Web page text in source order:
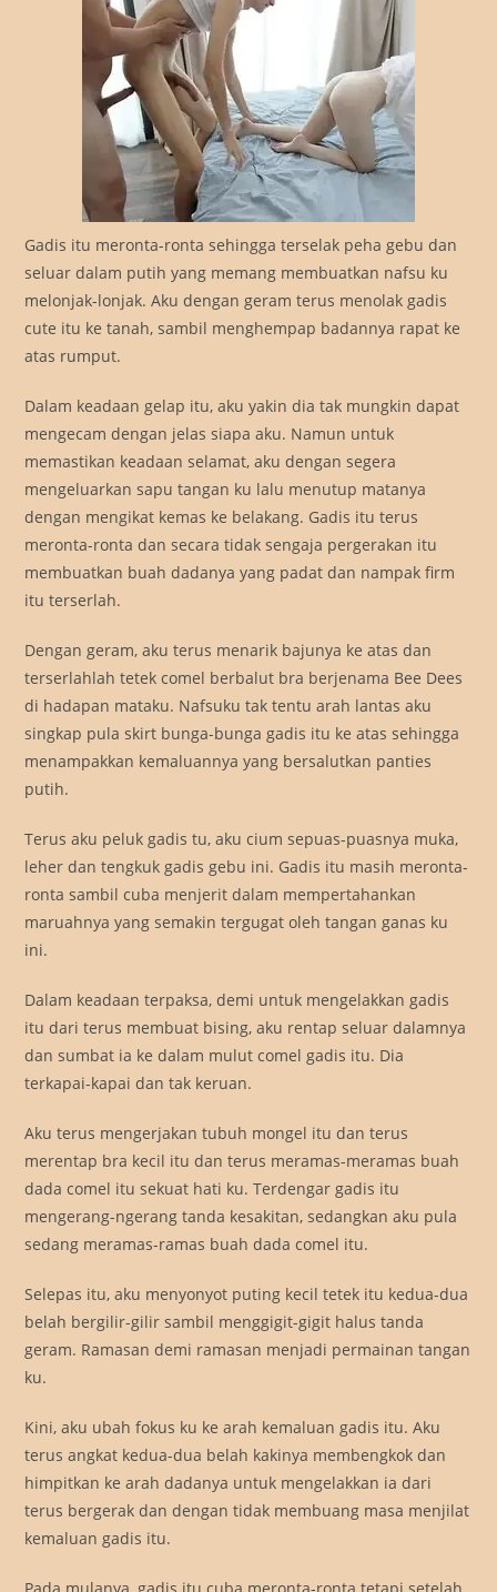
Gadis itu meronta-ronta sehingga terselak peha gebu dan
seluar dalam putih yang memang membuatkan nafsu ku
melonjak-lonjak. Aku dengan geram terus menolak gadis
cute itu ke tanah, sambil menghempap badannya rapat ke
atas rumput.
Dalam keadaan gelap itu, aku yakin dia tak mungkin dapat
mengecam dengan jelas siapa aku. Namun untuk
memastikan keadaan selamat, aku dengan segera
mengeluarkan sapu tangan ku lalu menutup matanya
dengan mengikat kemas ke belakang. Gadis itu terus
meronta-ronta dan secara tidak sengaja pergerakan itu
membuatkan buah dadanya yang padat dan nampak firm
itu terserlah.
Dengan geram, aku terus menarik bajunya ke atas dan
terserlahlah tetek comel berbalut bra berjenama Bee Dees
di hadapan mataku. Nafsuku tak tentu arah lantas aku
singkap pula skirt bunga-bunga gadis itu ke atas sehingga
menampakkan kemaluannya yang bersalutkan panties
putih.
Terus aku peluk gadis tu, aku cium sepuas-puasnya muka,
leher dan tengkuk gadis gebu ini. Gadis itu masih meronta-
ronta sambil cuba menjerit dalam mempertahankan
maruahnya yang semakin tergugat oleh tangan ganas ku
ini.
Dalam keadaan terpaksa, demi untuk mengelakkan gadis
itu dari terus membuat bising, aku rentap seluar dalamnya
dan sumbat ia ke dalam mulut comel gadis itu. Dia
terkapai-kapai dan tak keruan.
Aku terus mengerjakan tubuh mongel itu dan terus
merentap bra kecil itu dan terus meramas-meramas buah
dada comel itu sekuat hati ku. Terdengar gadis itu
mengerang-ngerang tanda kesakitan, sedangkan aku pula
sedang meramas-ramas buah dada comel itu.
Selepas itu, aku menyonyot puting kecil tetek itu kedua-dua
belah bergilir-gilir sambil menggigit-gigit halus tanda
geram. Ramasan demi ramasan menjadi permainan tangan
ku.
Kini, aku ubah fokus ku ke arah kemaluan gadis itu. Aku
terus angkat kedua-dua belah kakinya membengkok dan
himpitkan ke arah dadanya untuk mengelakkan ia dari
terus bergerak dan dengan tidak membuang masa menjilat
kemaluan gadis itu.